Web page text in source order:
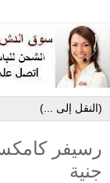
جنية